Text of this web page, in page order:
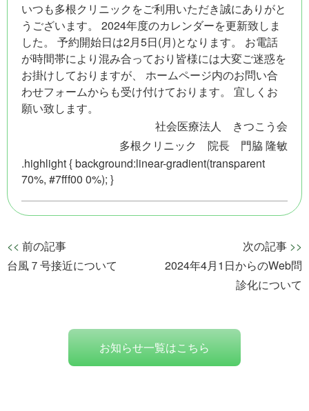
多根クリニックについて
魅力とアフターフォロー
WEB問診
よくある質問
お問い合わせ
特定保健指導
いつも多根クリニックをご利用いただき誠にありがと
うございます。 2024年度のカレンダーを更新致しま
した。 予約開始日は2月5日(月)となります。 お電話
が時間帯により混み合っており皆様には大変ご迷惑を
お掛けしておりますが、 ホームページ内のお問い合
わせフォームからも受け付けております。 宜しくお
願い致します。
社会医療法人 きつこう会
多根クリニック 院長 門脇 隆敏
.highlight { background:linear-gradient(transparent
70%, #7fff00 0%); }
<< 前の記事
台風７号接近について
次の記事 >>
2024年4月1日からのWeb問
診化について
お知らせ一覧はこちら